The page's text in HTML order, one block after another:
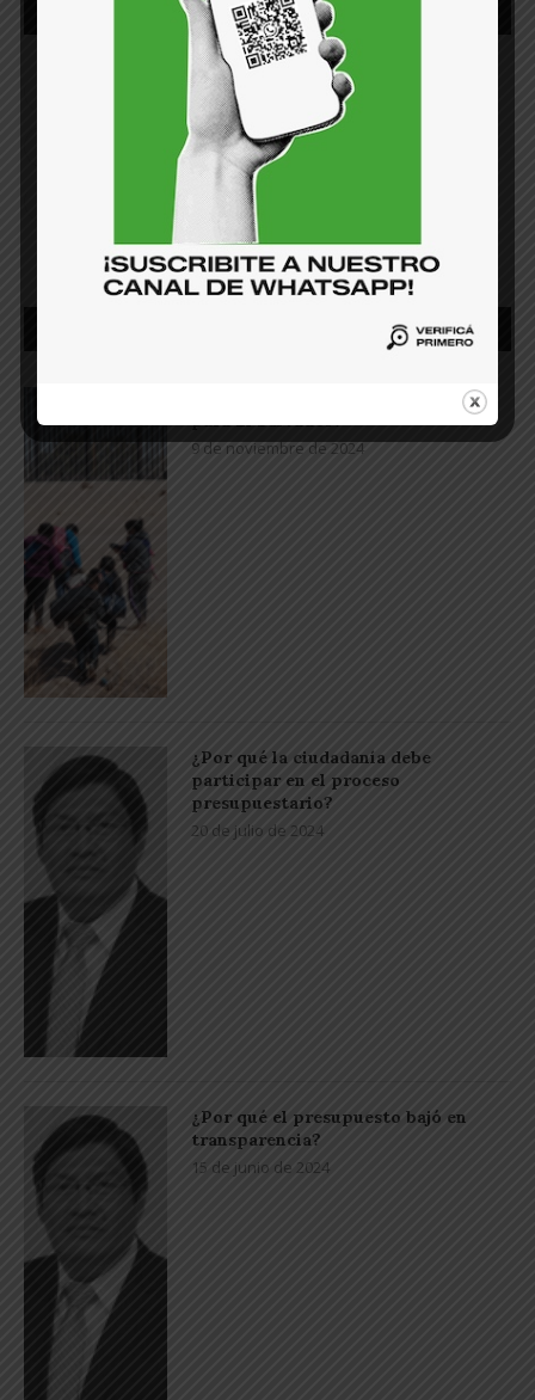
SÍGUENOS
TWITTER
INSTAGRAM
¿Qué significa el triunfo de Trump
para El Salvador?
9 de noviembre de 2024
¿Por qué la ciudadanía debe
participar en el proceso
presupuestario?
20 de julio de 2024
¿Por qué el presupuesto bajó en
transparencia?
15 de junio de 2024